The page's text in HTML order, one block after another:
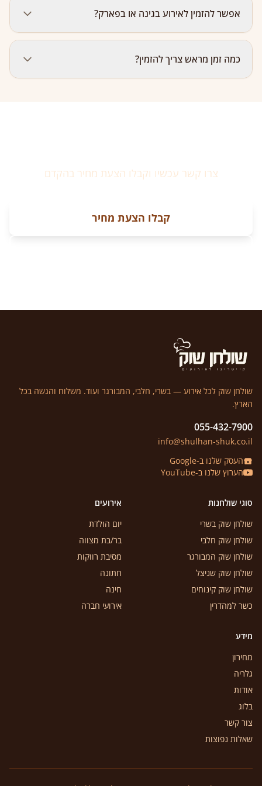
ונס ציונה. סידור והגשה כלולים. הגעה באזור המרכז כלולה;
באזורים מרוחקים ייתכן חיוב נסיעה שמתואם מראש.
אפשר להזמין לאירוע בגינה או בפארק?
ובחצרות. אנחנו מגיעים עם הכל ומסדרים במקום שתבחרו.
כל שנדרש הוא שולחן ומקום פתוח.
כמה זמן מראש צריך להזמין?
צרו קשר עכשיו וקבלו הצעת מחיר בהקדם
קבלו הצעת מחיר
שולחן שוק לכל אירוע — בשרי, חלבי, המבורגר ועוד. משלוח והגשה בכל
הארץ.
055-432-7900
info@shulhan-shuk.co.il
העסק שלנו ב-Google
הערוץ שלנו ב-YouTube
סוגי שולחנות
שולחן שוק בשרי
שולחן שוק חלבי
שולחן שוק המבורגר
שולחן שוק שניצל
שולחן שוק קינוחים
כשר למהדרין
אירועים
יום הולדת
בר/בת מצווה
מסיבת רווקות
חתונה
חינה
אירועי חברה
מידע
מחירון
גלריה
אודות
בלוג
צור קשר
שאלות נפוצות